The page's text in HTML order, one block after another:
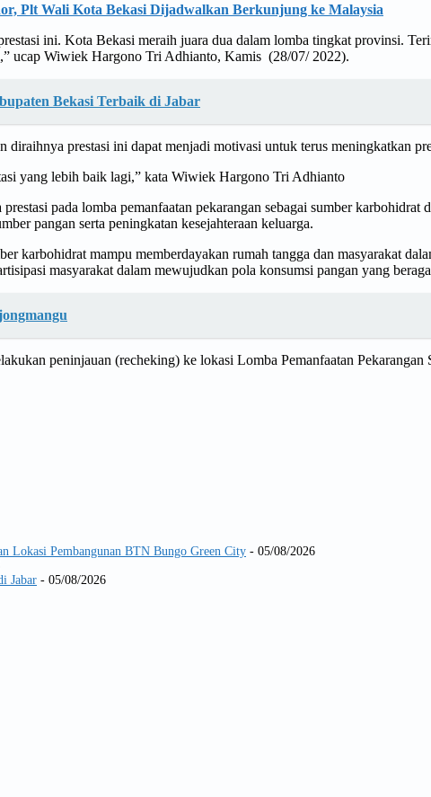
Plt Wali Kota Bekasi Dijadwalkan Berkunjung ke Malaysia
ini. Kota Bekasi meraih juara dua dalam lomba tingkat provinsi.
ucap Wiwiek Hargono Tri Adhianto, Kamis (28/07/ 2022).
Bekasi Terbaik di Jabar
prestasi ini dapat menjadi motivasi untuk terus meningkatkan
yang lebih baik lagi,” kata Wiwiek Hargono Tri Adhianto
pada lomba pemanfaatan pekarangan sebagai sumber
pangan serta peningkatan kesejahteraan keluarga.
karbohidrat mampu memberdayakan rumah tangga dan masyarakat
masyarakat dalam mewujudkan pola konsumsi pangan yang
peninjauan (recheking) ke lokasi Lomba Pemanfaatan
Lokasi Pembangunan BTN Bungo Green City - 05/08/2026
Jabar - 05/08/2026